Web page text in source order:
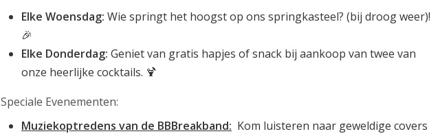
Elke Woensdag: Wie springt het hoogst op ons springkasteel? (bij droog weer)!
🎉
Elke Donderdag: Geniet van gratis hapjes of snack bij aankoop van twee van
onze heerlijke cocktails. 🍹
Speciale Evenementen:
Muziekoptredens van de BBBreakband: Kom luisteren naar geweldige covers